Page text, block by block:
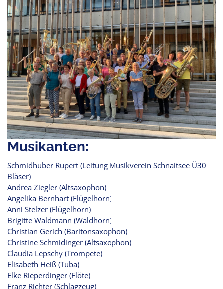
Musikanten:
Schmidhuber Rupert (Leitung Musikverein Schnaitsee Ü30
Bläser)
Andrea Ziegler (Altsaxophon)
Angelika Bernhart (Flügelhorn)
Anni Stelzer (Flügelhorn)
Brigitte Waldmann (Waldhorn)
Christian Gerich (Baritonsaxophon)
Christine Schmidinger (Altsaxophon)
Claudia Lepschy (Trompete)
Elisabeth Heiß (Tuba)
Elke Rieperdinger (Flöte)
Franz Richter (Schlagzeug)